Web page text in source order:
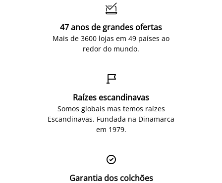

47 anos de grandes ofertas
Mais de 3600 lojas em 49 países ao
redor do mundo.

Raízes escandinavas
Somos globais mas temos raízes
Escandinavas. Fundada na Dinamarca
em 1979.

Garantia dos colchões